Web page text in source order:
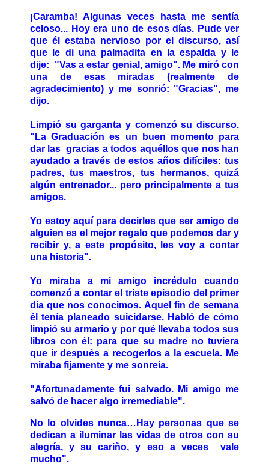
¡Caramba! Algunas veces hasta me sentía
celoso... Hoy era uno de esos días. Pude ver
que él estaba nervioso por el discurso, así
que le di una palmadita en la espalda y le
dije: "Vas a estar genial, amigo". Me miró con
una de esas miradas (realmente de
agradecimiento) y me sonrió: "Gracias", me
dijo.
Limpió su garganta y comenzó su discurso.
"La Graduación es un buen momento para
dar las gracias a todos aquéllos que nos han
ayudado a través de estos años difíciles: tus
padres, tus maestros, tus hermanos, quizá
algún entrenador... pero principalmente a tus
amigos.
Yo estoy aquí para decirles que ser amigo de
alguien es el mejor regalo que podemos dar y
recibir y, a este propósito, les voy a contar
una historia".
Yo miraba a mi amigo incrédulo cuando
comenzó a contar el triste episodio del primer
día que nos conocimos. Aquel fin de semana
él tenía planeado suicidarse. Habló de cómo
limpió su armario y por qué llevaba todos sus
libros con él: para que su madre no tuviera
que ir después a recogerlos a la escuela. Me
miraba fijamente y me sonreía.
"Afortunadamente fui salvado. Mi amigo me
salvó de hacer algo irremediable".
No lo olvides nunca…Hay personas que se
dedican a iluminar las vidas de otros con su
alegría, y su cariño, y eso a veces vale
mucho".